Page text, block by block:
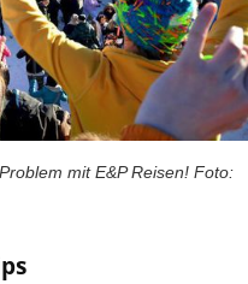
mit E&P Reisen! Foto: